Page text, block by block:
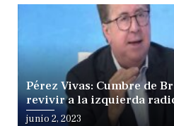
Pérez Vivas: Cumbre de
revivir a la izquierda
fracturándola
junio 2, 2023